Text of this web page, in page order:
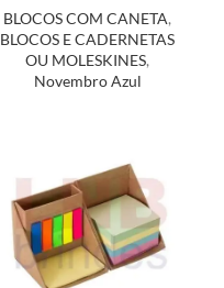
BLOCOS COM CANETA,
BLOCOS E CADERNETAS
OU MOLESKINES,
Novembro Azul